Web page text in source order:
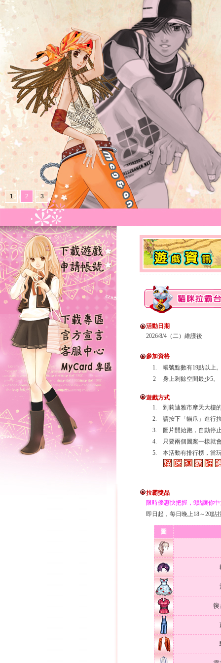
1 2 3
活動日期
2026/8/4（二）維護後
參加資格
1.
帳號點數有19點以上
2
身上剩餘空間最少5。
遊戲方式
1.
到莉迪雅市摩天大樓
2.
請按下「貓爪」進行
3.
圖片開始跑，自動停
4.
只要兩個圖案一樣就
5.
本活動有排行榜，當
拉霸獎品
限時優惠快把握，9點讓你
即日起，每日晚上18～20點
圖
復